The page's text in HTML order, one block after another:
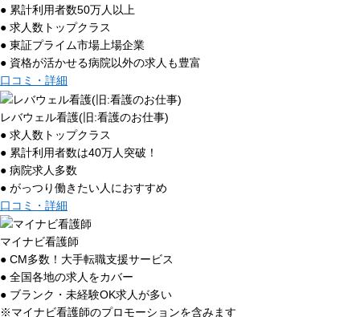
● 累計利用者数50万人以上
● 求人数トップクラス
● 東証プライム市場上場企業
● 資格が活かせる病院以外の求人も豊富
口コミ・詳細
レバウェル看護(旧:看護のお仕事)
● 求人数トップクラス
● 累計利用者数は40万人突破！
● 病院求人多数
● がっつり働きたい人におすすめ
口コミ・詳細
マイナビ看護師
● CM多数！大手転職支援サービス
● 全国各地の求人をカバー
● ブランク・未経験OK求人が多い
※マイナビ看護師のプロモーションを含みます